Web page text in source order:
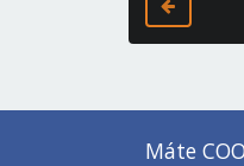
Máte